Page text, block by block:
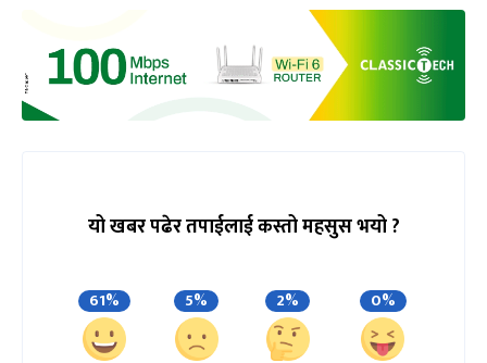
यो खबर पढेर तपाईलाई कस्तो महसुस भयो ?
61% 5% 2% 0%